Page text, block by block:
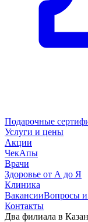
Подарочные
Услуги и цены
Акции
ЧекАпы
Врачи
Здоровье от А до Я
Клиника
ВакансииВопросы и
Контакты
Два филиала в